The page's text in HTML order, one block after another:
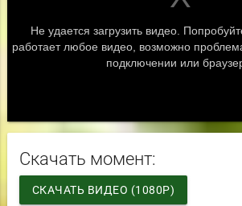
Скачать момент:
СКАЧАТЬ ВИДЕО (1080P)